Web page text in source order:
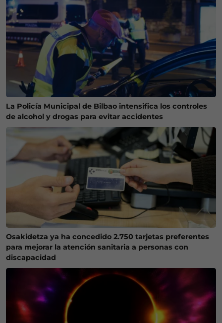
La Policía Municipal de Bilbao intensifica los controles
de alcohol y drogas para evitar accidentes
Osakidetza ya ha concedido 2.750 tarjetas preferentes
para mejorar la atención sanitaria a personas con
discapacidad